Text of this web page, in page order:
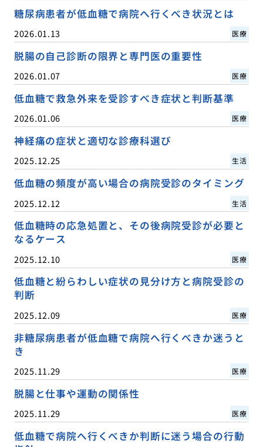
糖尿病患者が低血糖で病院へ行くべき状況とは
2026.01.13 医療
脱腸の自己診断の限界と専門医の重要性
2026.01.07 医療
低血糖で救急外来を受診すべき症状と判断基準
2026.01.06 医療
神経痛の症状と適切な診療科選び
2025.12.25 生活
低血糖の頻度が高い場合の病院受診のタイミング
2025.12.12 生活
低血糖時の応急処置と、その後病院受診が必要と
なるケース
2025.12.10 医療
低血糖と紛らわしい症状の見分け方と病院受診の
判断
2025.12.09 医療
非糖尿病患者が低血糖で病院へ行くべきか迷うと
き
2025.11.29 医療
脱腸と仕事や運動の関係性
2025.11.29 医療
低血糖で病院へ行くべきか判断に迷う場合の行動